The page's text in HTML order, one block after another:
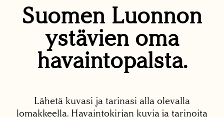
Suomen Luonnon
ystävien oma
havaintopalsta.
Lähetä kuvasi ja tarinasi alla olevalla
lomakkeella. Havaintokirjan kuvia ja tarinoita